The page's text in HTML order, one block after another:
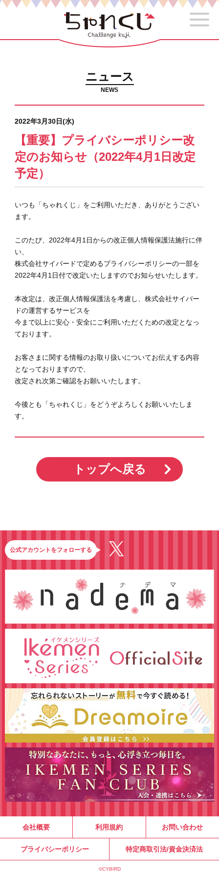
ニュース
NEWS
2022年3月30日(水)
【重要】プライバシーポリシー改
定のお知らせ（2022年4月1日改定
予定）
いつも「ちゃれくじ」をご利用いただき、ありがとうござい
ます。
このたび、2022年4月1日からの改正個人情報保護法施行に伴
い、
株式会社サイバードで定めるプライバシーポリシーの一部を
2022年4月1日付で改定いたしますのでお知らせいたします。
本改定は、改正個人情報保護法を考慮し、株式会社サイバー
ドの運営するサービスを
今まで以上に安心・安全にご利用いただくための改定となっ
ております。
お客さまに関する情報のお取り扱いについてお伝えする内容
となっておりますので、
改定され次第ご確認をお願いいたします。
今後とも「ちゃれくじ」をどうぞよろしくお願いいたしま
トップへ戻る
公式アカウントをフォローする
会社概要 利用規約 お問い合わせ
プライバシーポリシー 特定商取引法/資金決済法
©CYBIRD